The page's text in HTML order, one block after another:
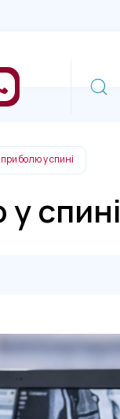
болю у спині
спині